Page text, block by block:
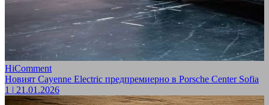
HiComment
Новият Cayenne Electric предпремиерно в Porsche Center Sofia
1 | 21.01.2026